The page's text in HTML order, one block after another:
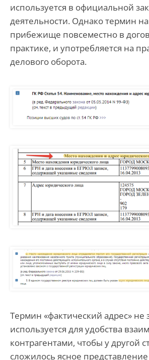
используется в официальной
деятельности. Однако термин
прибежище повсеместно в
практике, и употребляется на
делового оборота.
Термин «фактический адрес»
используется для удобства
контрагентами, чтобы у другой
сложилось ясное представление